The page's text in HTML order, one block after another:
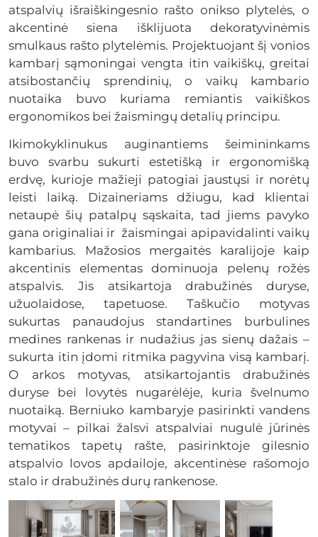
atspalvių išraiškingesnio rašto onikso plytelės, o
akcentinė siena išklijuota dekoratyvinėmis
smulkaus rašto plytelėmis. Projektuojant šį vonios
kambarį sąmoningai vengta itin vaikiškų, greitai
atsibostančių sprendinių, o vaikų kambario
nuotaika buvo kuriama remiantis vaikiškos
ergonomikos bei žaismingų detalių principu.
Ikimokyklinukus auginantiems šeimininkams
buvo svarbu sukurti estetišką ir ergonomišką
erdvę, kurioje mažieji patogiai jaustųsi ir norėtų
leisti laiką. Dizaineriams džiugu, kad klientai
netaupė šių patalpų sąskaita, tad jiems pavyko
gana originaliai ir žaismingai apipavidalinti vaikų
kambarius. Mažosios mergaitės karalijoje kaip
akcentinis elementas dominuoja pelenų rožės
atspalvis. Jis atsikartoja drabužinės duryse,
užuolaidose, tapetuose. Taškučio motyvas
sukurtas panaudojus standartines burbulines
medines rankenas ir nudažius jas sienų dažais –
sukurta itin įdomi ritmika pagyvina visą kambarį.
O arkos motyvas, atsikartojantis drabužinės
duryse bei lovytės nugarėlėje, kuria švelnumo
nuotaiką. Berniuko kambaryje pasirinkti vandens
motyvai – pilkai žalsvi atspalviai nugulė jūrinės
tematikos tapetų rašte, pasirinktoje gilesnio
atspalvio lovos apdailoje, akcentinėse rašomojo
stalo ir drabužinės durų rankenose.